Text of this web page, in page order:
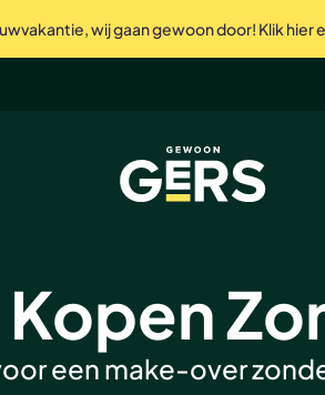
wij gaan gewoon door! Klik hier
GewoonGers
een make-over